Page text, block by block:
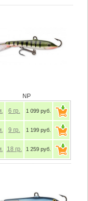
NP
6 гр. 1 099 руб.
9 гр. 1 199 руб.
18 гр. 1 259 руб.